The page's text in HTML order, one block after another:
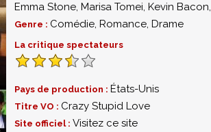
Emma Stone, Marisa Tomei, Kevin Bacon,
Genre : Comédie, Romance, Drame
La critique spectateurs
Pays de production : États-Unis
Titre VO : Crazy Stupid Love
Site officiel : Visitez ce site